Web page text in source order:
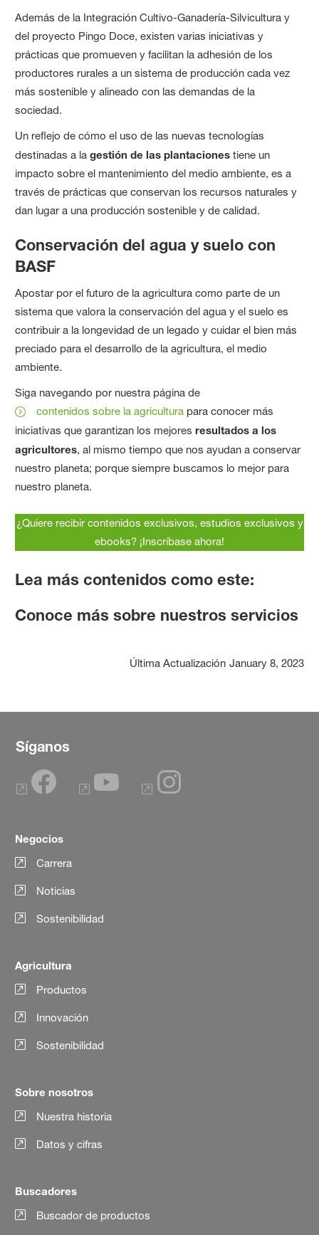
Además de la Integración Cultivo-Ganadería-Silvicultura y
del proyecto Pingo Doce, existen varias iniciativas y
prácticas que promueven y facilitan la adhesión de los
productores rurales a un sistema de producción cada vez
más sostenible y alineado con las demandas de la
sociedad.
Un reflejo de cómo el uso de las nuevas tecnologías
destinadas a lagestión de las plantaciones tiene un
impacto sobre el mantenimiento del medio ambiente, es a
través de prácticas que conservan los recursos naturales y
dan lugar a una producción sostenible y de calidad.
Conservación del agua y suelo con
BASF
Apostar por el futuro de la agricultura como parte de un
sistema que valora la conservación del agua y el suelo es
contribuir a la longevidad de un legado y cuidar el bien más
preciado para el desarrollo de la agricultura, el medio
ambiente.
Siga navegando por nuestra página de
contenidos sobre la agricultura para conocer más
iniciativas que garantizan los mejoresresultados a los
agricultores, al mismo tiempo que nos ayudan a conservar
nuestro planeta; porque siempre buscamos lo mejor para
nuestro planeta.
¿Quiere recibir contenidos exclusivos, estudios exclusivos y
ebooks? ¡Inscríbase ahora!
Lea más contenidos como este:
Conoce más sobre nuestros servicios
Última Actualización January 8, 2023
Síganos
Negocios
Carrera
Noticias
Sostenibilidad
Agricultura
Productos
Innovación
Sostenibilidad
Sobre nosotros
Nuestra historia
Datos y cifras
Buscadores
Buscador de productos